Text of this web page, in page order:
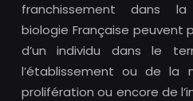
franchissement dans la
biologie Française peuvent
d’un individu dans le
l’établissement ou de la
prolifération ou encore de